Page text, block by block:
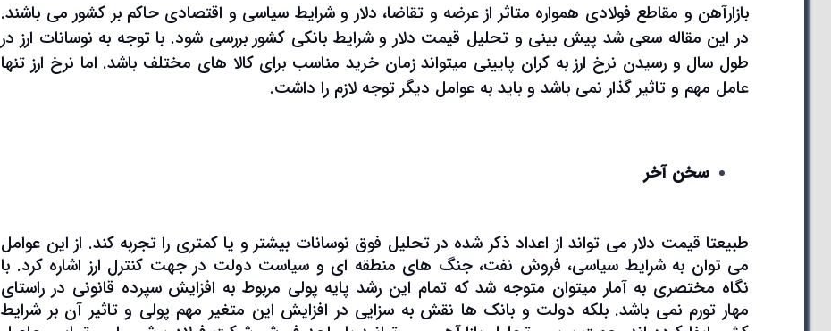
بازارآهن و مقاطع فولادی همواره متاثر از عرضه و تقاضا، دلار و شرایط سیاسی و اقتصادی حاکم بر کشور می باشند.
در این مقاله سعی شد پیش بینی و تحلیل قیمت دلار و شرایط بانکی کشور بررسی شود. با توجه به نوسانات ارز در
طول سال و رسیدن نرخ ارز به کران پایینی میتواند زمان خرید مناسب برای کالا های مختلف باشد. اما نرخ ارز تنها
عامل مهم و تاثیر گذار نمی باشد و باید به عوامل دیگر توجه لازم را داشت.
سخن آخر
طبیعتا قیمت دلار می تواند از اعداد ذکر شده در تحلیل فوق نوسانات بیشتر و یا کمتری را تجربه کند. از این عوامل
می توان به شرایط سیاسی، فروش نفت، جنگ های منطقه ای و سیاست دولت در جهت کنترل ارز اشاره کرد. با
نگاه مختصری به آمار میتوان متوجه شد که تمام این رشد پایه پولی مربوط به افزایش سپرده قانونی در راستای
مهار تورم نمی باشد. بلکه دولت و بانک ها نقش به سزایی در افزایش این متغیر مهم پولی و تاثیر آن بر شرایط